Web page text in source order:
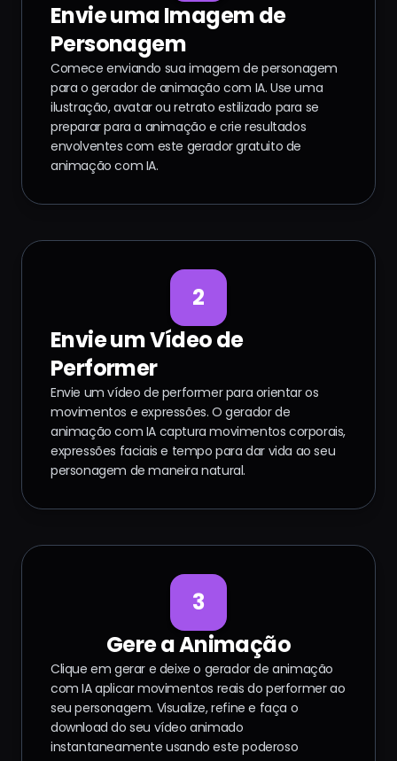
Envie uma Imagem de
Personagem
Comece enviando sua imagem de personagem
para o gerador de animação com IA. Use uma
ilustração, avatar ou retrato estilizado para se
preparar para a animação e crie resultados
envolventes com este gerador gratuito de
animação com IA.
2
Envie um Vídeo de
Performer
Envie um vídeo de performer para orientar os
movimentos e expressões. O gerador de
animação com IA captura movimentos corporais,
expressões faciais e tempo para dar vida ao seu
personagem de maneira natural.
3
Gere a Animação
Clique em gerar e deixe o gerador de animação
com IA aplicar movimentos reais do performer ao
seu personagem. Visualize, refine e faça o
download do seu vídeo animado
instantaneamente usando este poderoso